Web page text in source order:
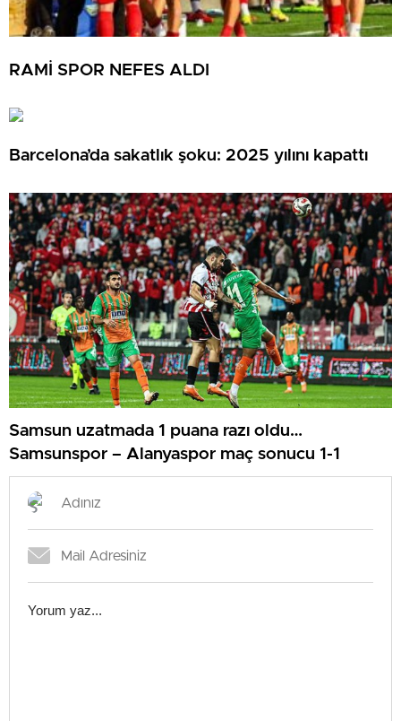
RAMİ SPOR NEFES ALDI
Barcelona’da sakatlık şoku: 2025 yılını kapattı
Samsun uzatmada 1 puana razı oldu…
Samsunspor – Alanyaspor maç sonucu 1-1